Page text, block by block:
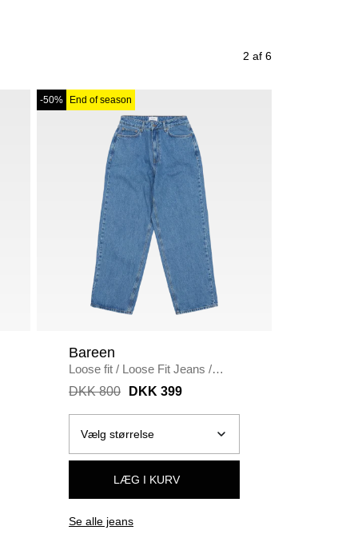
2 af 6
-50% End of season
Bareen
Loose fit / Loose Fit Jeans /
WASHED BLUE
DKK 800 DKK 399
LÆG I KURV
Se alle jeans